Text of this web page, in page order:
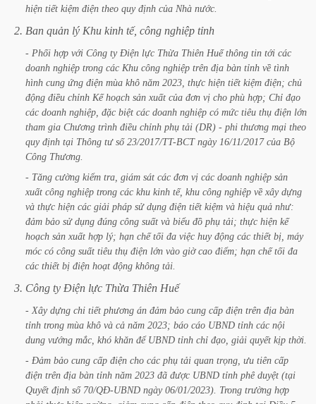
hiện tiết kiệm điện theo quy định của Nhà nước.
2. Ban quản lý Khu kinh tế, công nghiệp tỉnh
- Phối hợp với Công ty Điện lực Thừa Thiên Huế thông tin tới các
doanh nghiệp trong các Khu công nghiệp trên địa bàn tỉnh về tình
hình cung ứng điện mùa khô năm 2023, thực hiện tiết kiệm điện; chủ
động điều chỉnh Kế hoạch sản xuất của đơn vị cho phù hợp; Chỉ đạo
các doanh nghiệp, đặc biệt các doanh nghiệp có mức tiêu thụ điện lớn
tham gia Chương trình điều chỉnh phụ tải (DR) - phi thương mại theo
quy định tại Thông tư số 23/2017/TT-BCT ngày 16/11/2017 của Bộ
Công Thương.
- Tăng cường kiểm tra, giám sát các đơn vị các doanh nghiệp sản
xuất công nghiệp trong các khu kinh tế, khu công nghiệp về xây dựng
và thực hiện các giải pháp sử dụng điện tiết kiệm và hiệu quả như:
đảm bảo sử dụng đúng công suất và biểu đồ phụ tải; thực hiện kế
hoạch sản xuất hợp lý; hạn chế tối đa việc huy động các thiết bị, máy
móc có công suất tiêu thụ điện lớn vào giờ cao điểm; hạn chế tối đa
các thiết bị điện hoạt động không tải.
3. Công ty Điện lực Thừa Thiên Huế
- Xây dựng chi tiết phương án đảm bảo cung cấp điện trên địa bàn
tỉnh trong mùa khô và cả năm 2023; báo cáo UBND tỉnh các nội
dung vướng mắc, khó khăn để UBND tỉnh chỉ đạo, giải quyết kịp thời.
- Đảm bảo cung cấp điện cho các phụ tải quan trọng, ưu tiên cấp
điện trên địa bàn tỉnh năm 2023 đã được UBND tỉnh phê duyệt (tại
Quyết định số 70/QĐ-UBND ngày 06/01/2023). Trong trường hợp